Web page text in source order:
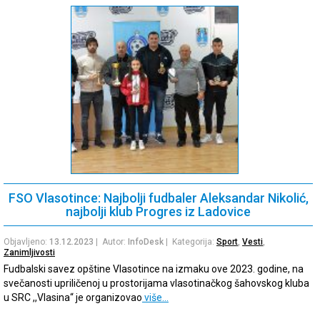
FSO Vlasotince: Najbolji fudbaler Aleksandar Nikolić,
najbolji klub Progres iz Ladovice
Objavljeno: 13.12.2023 | Autor: InfoDesk | Kategorija: Sport, Vesti,
Zanimljivosti
Fudbalski savez opštine Vlasotince na izmaku ove 2023. godine, na
svečanosti upriličenoj u prostorijama vlasotinačkog šahovskog kluba
u SRC ,,Vlasina“ je organizovao više…